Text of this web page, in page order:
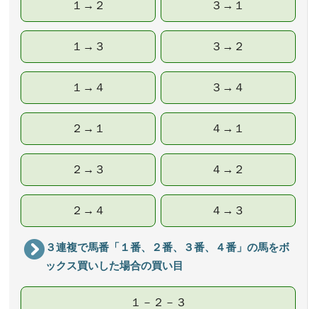
１→２ ３→１
１→３ ３→２
１→４ ３→４
２→１ ４→１
２→３ ４→２
２→４ ４→３
３連複で馬番「１番、２番、３番、４番」の馬をボ
ックス買いした場合の買い目
１－２－３